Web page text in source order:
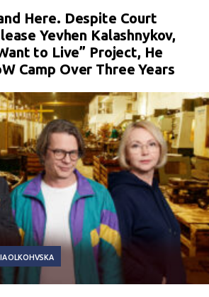
Here. Despite Court
Yevhen Kalashnykov,
to Live” Project, He
Camp Over Three Years
OLKOHVSKA